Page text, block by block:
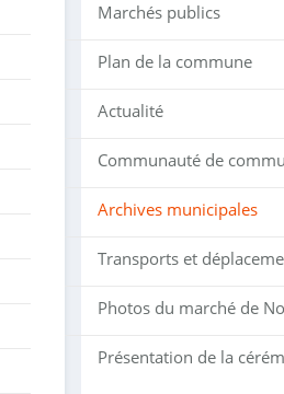
Marchés publics
Plan de la commune
Actualité
Communauté de
Archives municipales
Transports et
Photos du marché de
Présentation de la